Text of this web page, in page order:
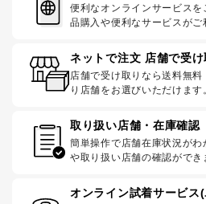
便利なオンラインサービス
品購入や便利なサービスがご
ネットで注文 店舗で受け
店舗で受け取りなら送料無
り店舗をお選びいただけます
取り扱い店舗・在庫確認
簡単操作で店舗在庫状況が
や取り扱い店舗の確認ができ
オンライン試着サービス